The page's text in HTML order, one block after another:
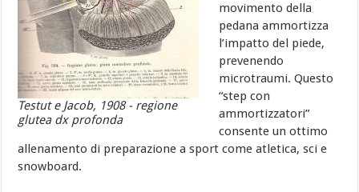
Testut e Jacob, 1908 - regione
glutea dx profonda
movimento della
pedana ammortizza
l’impatto del piede,
prevenendo
microtraumi. Questo
“step con
ammortizzatori”
consente un ottimo
allenamento di preparazione a sport come atletica, sci e
snowboard.